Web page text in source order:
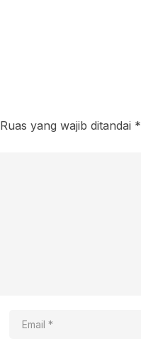
Ruas yang wajib ditandai *